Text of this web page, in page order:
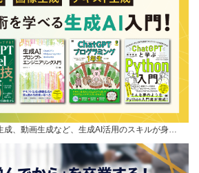
成、動画生成など、生成AI活用のスキルが身…